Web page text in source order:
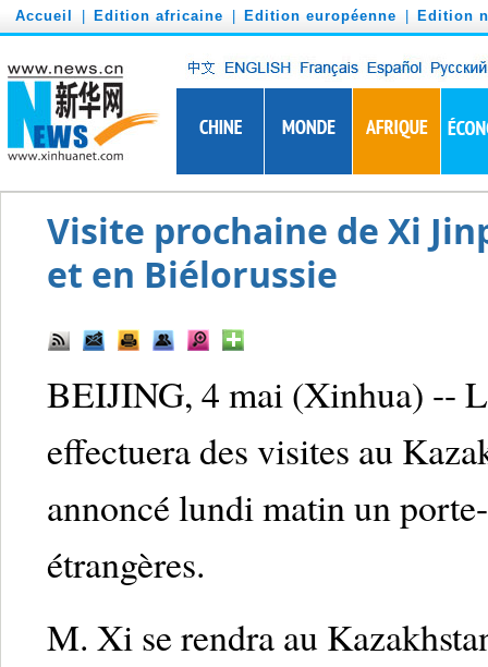
Accueil Edition africaine Edition européenne Edition
Visite prochaine de Xi
et en Biélorussie
BEIJING, 4 mai (Xinhua) --
effectuera des visites au
annoncé lundi matin un
étrangères.
M. Xi se rendra au